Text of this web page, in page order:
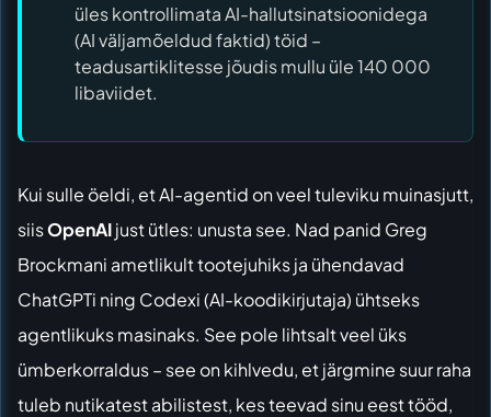
üles kontrollimata AI-hallutsinatsioonidega
(AI väljamõeldud faktid) töid –
teadusartiklitesse jõudis mullu üle 140 000
libaviidet.
Kui sulle öeldi, et AI-agentid on veel tuleviku muinasjutt,
siisOpenAIjust ütles: unusta see. Nad panid Greg
Brockmani ametlikult tootejuhiks ja ühendavad
ChatGPTi ning Codexi (AI-koodikirjutaja) ühtseks
agentlikuks masinaks. See pole lihtsalt veel üks
ümberkorraldus – see on kihlvedu, et järgmine suur raha
tuleb nutikatest abilistest, kes teevad sinu eest tööd,